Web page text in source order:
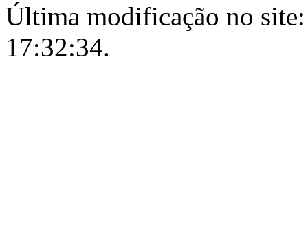
Última modificação no
17:32:34.